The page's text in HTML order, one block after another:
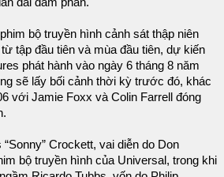
dài đàm phán.
bộ truyền hình cảnh sát thập niên
tập đầu tiên và mùa đầu tiên, dự kiến
phát hành vào ngày 6 tháng 8 năm
sẽ lấy bối cảnh thời kỳ trước đó, khác
với Jamie Foxx và Colin Farrell đóng
Crockett, vai diễn do Don
bộ truyền hình của Universal, trong khi